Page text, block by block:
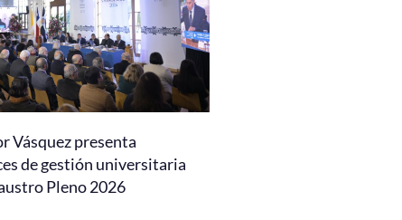
Vásquez presenta
de gestión universitaria
Pleno 2026